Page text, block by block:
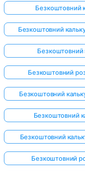
Безкоштовний
Безкоштовний
Безкоштовний
Безкоштовний
Безкоштовний
Безкоштовний
Безкоштовний
Безкоштовний